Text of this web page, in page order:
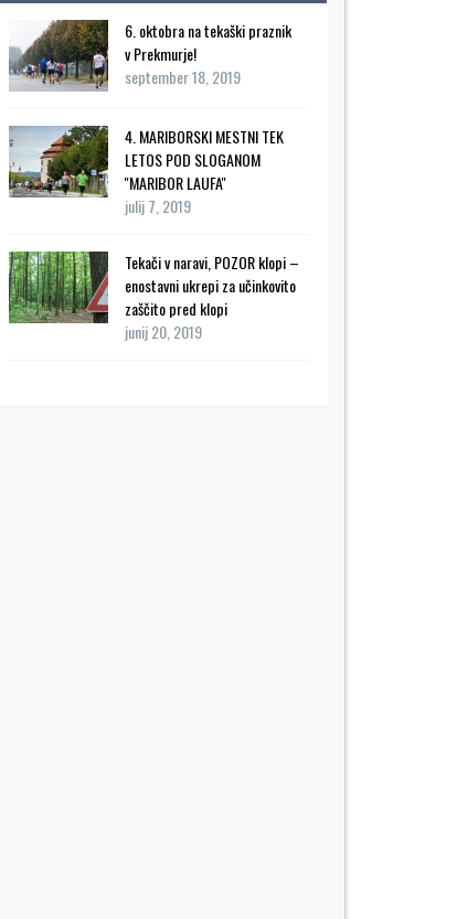
6. oktobra na tekaški praznik
v Prekmurje!
september 18, 2019
4. MARIBORSKI MESTNI TEK
LETOS POD SLOGANOM
''MARIBOR LAUFA''
julij 7, 2019
Tekači v naravi, POZOR klopi –
enostavni ukrepi za učinkovito
zaščito pred klopi
junij 20, 2019